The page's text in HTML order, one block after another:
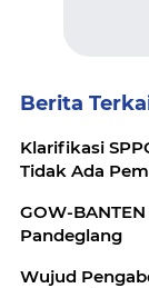
Berita
Klarifikasi
Tidak Ada
GOW-
Pandeglang
Wujud